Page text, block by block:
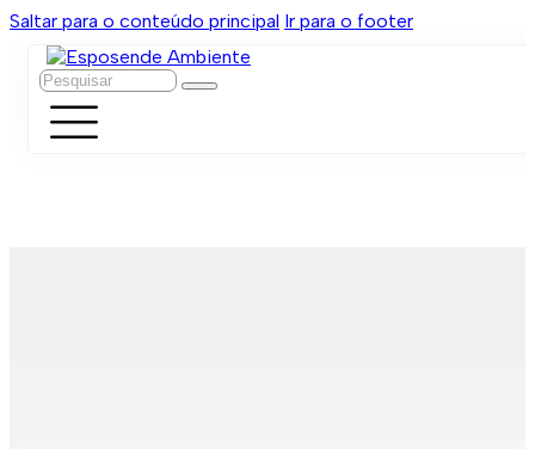
Saltar para o conteúdo principal Ir para o footer
Pesquisar